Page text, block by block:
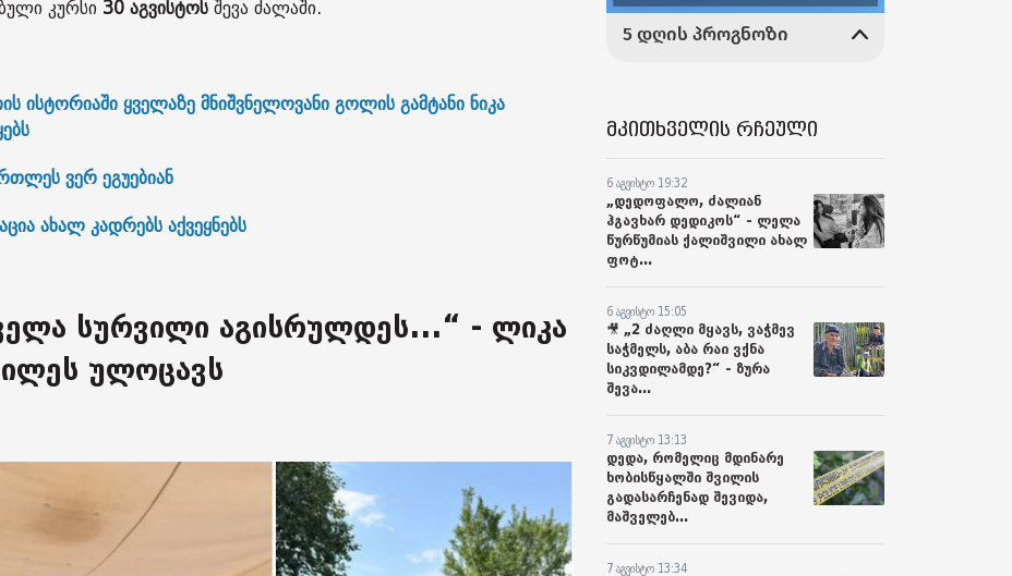
კურსი 30 აგვისტოს შევა ძალაში.
ყველაზე მნიშვნელოვანი გოლის გამტანი ნიკა
ვერ ეგუებიან
ახალ კადრებს აქვეყნებს
სურვილი აგისრულდეს...“ - ლიკა
ულოცავს
მკითხველის რჩეული
6 აგვისტო 19:32
„დედოფალო, ძალიან
ჰგავხარ დედიკოს“ - ლელა
წურწუმიას ქალიშვილი ახალ
ფოტ...
6 აგვისტო 15:05
🎥 „2 ძაღლი მყავს, ვაჭმევ
საჭმელს, აბა რაი ვქნა
სიკვდილამდე?“ - ზურა
შევა...
7 აგვისტო 13:13
დედა, რომელიც მდინარე
ხობისწყალში შვილის
გადასარჩენად შევიდა,
მაშველებ...
7 აგვისტო 13:34